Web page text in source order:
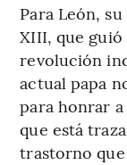
Para León,
XIII, que
revolución
actual papa
para honrar
que está
trastorno